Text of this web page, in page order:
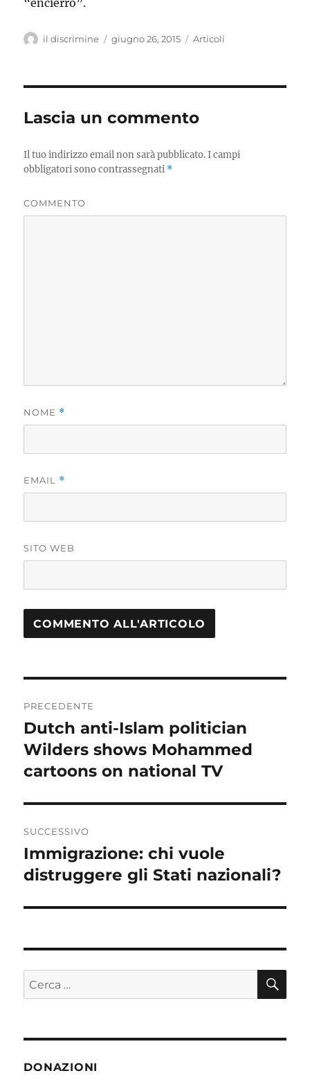
“encierro”.
Autore
il discrimine
Pubblicato
giugno 26, 2015 Categorie
Articoli
Lascia un commento
Il tuo indirizzo email non sarà pubblicato.I campi
obbligatori sono contrassegnati *
COMMENTO
NOME *
EMAIL *
SITO WEB
articoli
PRECEDENTE
Articolo
precedente:
Dutch anti-Islam politician
Wilders shows Mohammed
cartoons on national TV
SUCCESSIVO
Articolo
successivo:
Immigrazione: chi vuole
distruggere gli Stati nazionali?
Cerca:
DONAZIONI